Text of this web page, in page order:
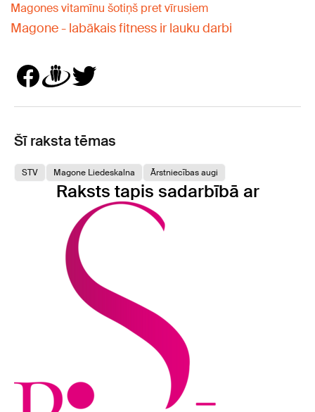
Magones vitamīnu šotiņš pret vīrusiem
Magone - labākais fitness ir lauku darbi
Šī raksta tēmas
STV Magone Liedeskalna Ārstniecības augi
Raksts tapis sadarbībā ar